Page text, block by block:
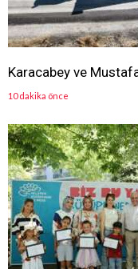
Karacabey ve
10 dakika önce